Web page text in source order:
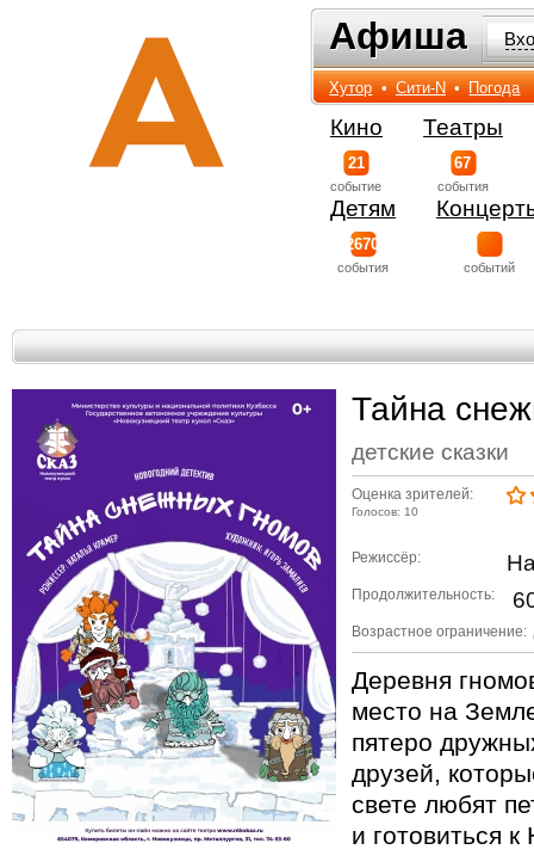
Афиша
Афиша
Хутор • Сити-N • Погода
Кино
21
событиe
Театры
67
события
Детям
2670
события событий
Тайна
детские сказки
Оценка зрителей:
Голосов: 10
Режиссёр:
Продолжительность:
Возрастное ограничение:
Деревня
место на
пятеро
друзей,
свете любят
и готовиться